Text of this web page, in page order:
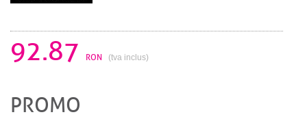
92.87 RON (tva inclus)
PROMO